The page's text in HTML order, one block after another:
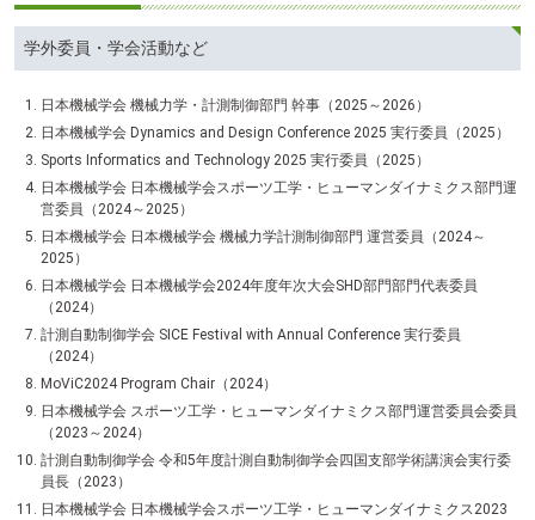
学外委員・学会活動など
日本機械学会 機械力学・計測制御部門 幹事（2025～2026）
日本機械学会 Dynamics and Design Conference 2025 実行委員（2025）
Sports Informatics and Technology 2025 実行委員（2025）
日本機械学会 日本機械学会スポーツ工学・ヒューマンダイナミクス部門運
営委員（2024～2025）
日本機械学会 日本機械学会 機械力学計測制御部門 運営委員（2024～
2025）
日本機械学会 日本機械学会2024年度年次大会SHD部門部門代表委員
（2024）
計測自動制御学会 SICE Festival with Annual Conference 実行委員
（2024）
MoViC2024 Program Chair（2024）
日本機械学会 スポーツ工学・ヒューマンダイナミクス部門運営委員会委員
（2023～2024）
計測自動制御学会 令和5年度計測自動制御学会四国支部学術講演会実行委
員長（2023）
日本機械学会 日本機械学会スポーツ工学・ヒューマンダイナミクス2023